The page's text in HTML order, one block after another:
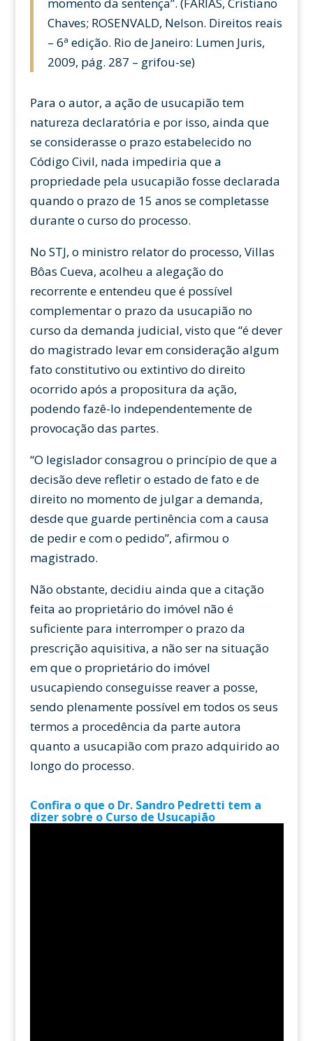
Chaves; ROSENVALD, Nelson. Direitos reais
– 6ª edição. Rio de Janeiro: Lumen Juris,
2009, pág. 287 – grifou-se)
Para o autor, a ação de usucapião tem
natureza declaratória e por isso, ainda que
se considerasse o prazo estabelecido no
Código Civil, nada impediria que a
propriedade pela usucapião fosse declarada
quando o prazo de 15 anos se completasse
durante o curso do processo.
No STJ, o ministro relator do processo, Villas
Bôas Cueva, acolheu a alegação do
recorrente e entendeu que é possível
complementar o prazo da usucapião no
curso da demanda judicial, visto que “é dever
do magistrado levar em consideração algum
fato constitutivo ou extintivo do direito
ocorrido após a propositura da ação,
podendo fazê-lo independentemente de
provocação das partes.
“O legislador consagrou o princípio de que a
decisão deve refletir o estado de fato e de
direito no momento de julgar a demanda,
desde que guarde pertinência com a causa
de pedir e com o pedido”, afirmou o
magistrado.
Não obstante, decidiu ainda que a citação
feita ao proprietário do imóvel não é
suficiente para interromper o prazo da
prescrição aquisitiva, a não ser na situação
em que o proprietário do imóvel
usucapiendo conseguisse reaver a posse,
sendo plenamente possível em todos os seus
termos a procedência da parte autora
quanto a usucapião com prazo adquirido ao
longo do processo.
Confira o que o Dr. Sandro Pedretti tem a
dizer sobre o Curso de Usucapião